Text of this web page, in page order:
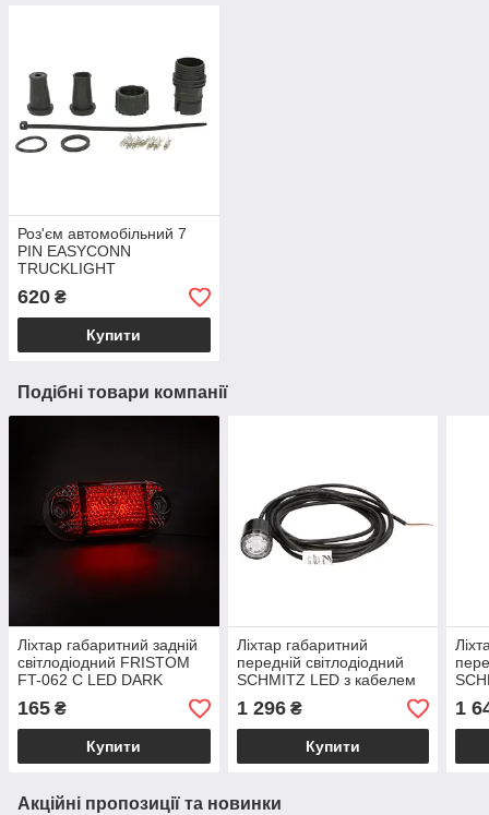
Роз'єм автомобільний 7
PIN EASYCONN
TRUCKLIGHT
до ліхтарів DAF KOGEL
KRONE SCHMITZ
620 ₴
Купити
Подібні товари компанії
Ліхтар габаритний задній
світлодіодний FRISTOM
FT-062 C LED DARK
165 ₴
Купити
Ліхтар габаритний
передній світлодіодний
SCHMITZ LED з кабелем
1 296₴
Купити
1
Акційні пропозиції та новинки